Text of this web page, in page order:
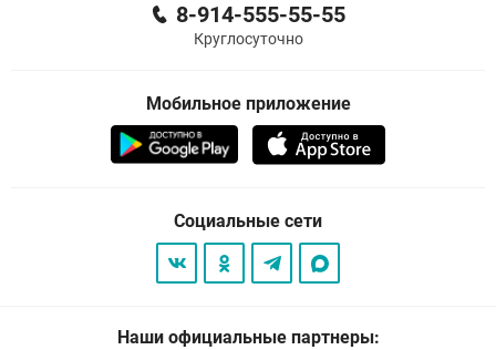
8-914-555-55-55
Круглосуточно
Мобильное приложение
Социальные сети
Наши официальные партнеры: